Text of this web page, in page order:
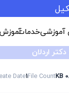
آموزشیخدمات
اردلان
File Count
1
Date